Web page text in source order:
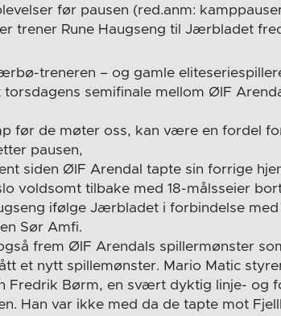
før pausen (red.anm:
trener Rune Haugseng til Jærbladet
treneren – og gamle
semifinale mellom ØIF
før de møter oss, kan være en fordel
pausen,
siden ØIF Arendal tapte sin forrige
voldsomt tilbake med 18-målsseier
ifølge Jærbladet i forbindelse
Sør Amfi.
frem ØIF Arendals spillermønster
et nytt spillemønster. Mario Matic
Fredrik Børm, en svært dyktig linje- og
Han var ikke med da de tapte mot